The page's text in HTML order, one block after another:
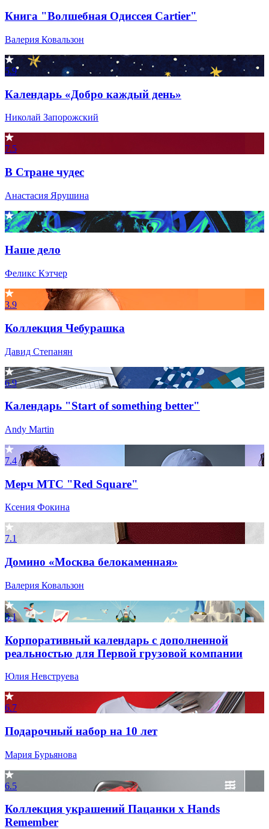
Книга "Волшебная Одиссея Cartier"
Валерия Ковальзон
5.9
Календарь «Добро каждый день»
Николай Запорожский
7.5
В Стране чудес
Анастасия Ярушина
5
Наше дело
Феликс Кэтчер
3.9
Коллекция Чебурашка
Давид Степанян
6.9
Календарь "Start of something better"
Andy Martin
7.4
Мерч МТС "Red Square"
Ксения Фокина
7.1
Домино «Москва белокаменная»
Валерия Ковальзон
5.1
Корпоративный календарь с дополненной
реальностью для Первой грузовой компании
Юлия Невструева
6.7
Подарочный набор на 10 лет
Мария Бурьянова
6.5
Коллекция украшений Пацанки х Hands
Remember